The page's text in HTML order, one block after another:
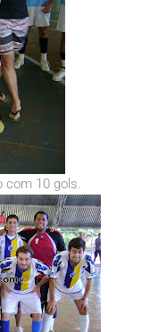
com 10 gols.